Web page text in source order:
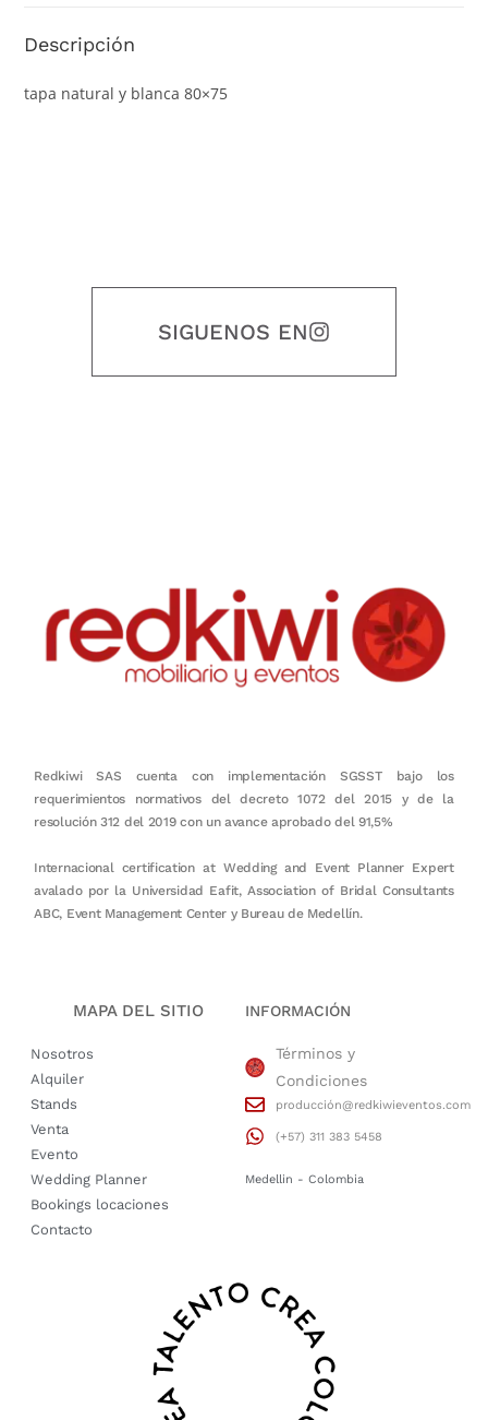
Descripción
tapa natural y blanca 80×75
SIGUENOS EN
Redkiwi SAS cuenta con implementación SGSST bajo los
requerimientos normativos del decreto 1072 del 2015 y de la
resolución 312 del 2019 con un avance aprobado del 91,5%
Internacional certification at Wedding and Event Planner Expert
avalado por la Universidad Eafit, Association of Bridal Consultants
ABC, Event Management Center y Bureau de Medellín.
MAPA DEL SITIO
Nosotros
Alquiler
Stands
Venta
Evento
Wedding Planner
Bookings locaciones
Contacto
INFORMACIÓN
Términos y
Condiciones
producción@redkiwieventos.com
(+57) 311 383 5458
Medellin - Colombia